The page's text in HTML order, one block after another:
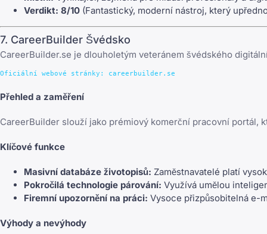
Verdikt: 8/10 (Fantastický, moderní nástroj, který
7. CareerBuilder Švédsko
CareerBuilder.se je dlouholetým veteránem švédského
Přehled a zaměření
CareerBuilder slouží jako prémiový komerční pracovní portál,
Klíčové funkce
Masivní databáze životopisů: Zaměstnavatelé platí
Pokročilá technologie párování: Využívá umělou
Firemní upozornění na práci: Vysoce přizpůsobitelná e-
Výhody a nevýhody